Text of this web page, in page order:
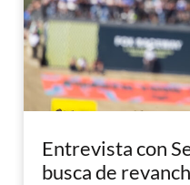
Entrevista con
busca de